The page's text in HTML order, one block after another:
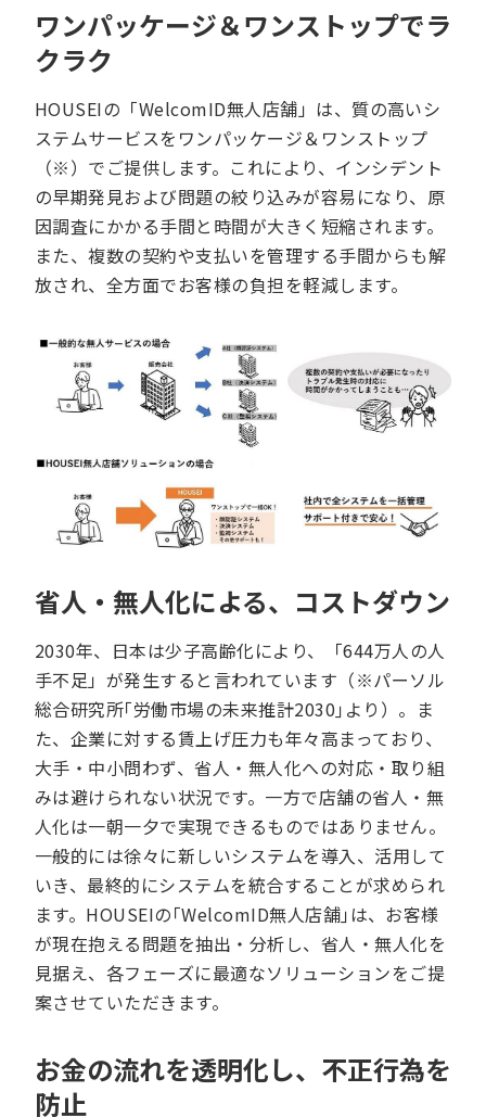
ワンパッケージ＆ワンストップでラ
クラク
HOUSEIの「WelcomID無人店舗」は、質の高いシ
ステムサービスをワンパッケージ＆ワンストップ
（※）でご提供します。これにより、インシデント
の早期発見および問題の絞り込みが容易になり、原
因調査にかかる手間と時間が大きく短縮されます。
また、複数の契約や支払いを管理する手間からも解
放され、全方面でお客様の負担を軽減します。
省人・無人化による、コストダウン
2030年、日本は少子高齢化により、「644万人の人
手不足」が発生すると言われています（※パーソル
総合研究所｢労働市場の未来推計2030｣より）。ま
た、企業に対する賃上げ圧力も年々高まっており、
大手・中小問わず、省人・無人化への対応・取り組
みは避けられない状況です。一方で店舗の省人・無
人化は一朝一夕で実現できるものではありません。
一般的には徐々に新しいシステムを導入、活用して
いき、最終的にシステムを統合することが求められ
ます。HOUSEIの｢WelcomID無人店舗｣は、お客様
が現在抱える問題を抽出・分析し、省人・無人化を
見据え、各フェーズに最適なソリューションをご提
案させていただきます。
お金の流れを透明化し、不正行為を
防止